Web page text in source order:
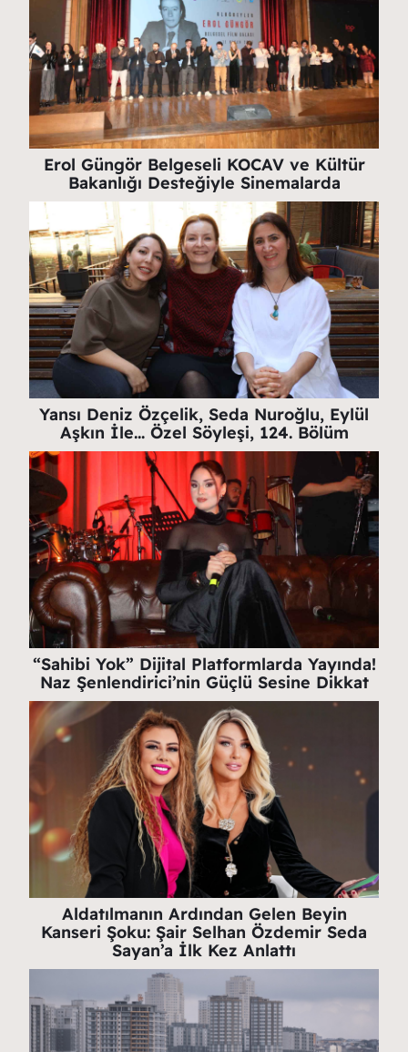
Erol Güngör Belgeseli KOCAV ve Kültür
Bakanlığı Desteğiyle Sinemalarda
Yansı Deniz Özçelik, Seda Nuroğlu, Eylül
Aşkın İle… Özel Söyleşi, 124. Bölüm
“Sahibi Yok” Dijital Platformlarda Yayında!
Naz Şenlendirici’nin Güçlü Sesine Dikkat
Aldatılmanın Ardından Gelen Beyin
Kanseri Şoku: Şair Selhan Özdemir Seda
Sayan’a İlk Kez Anlattı